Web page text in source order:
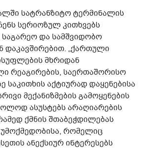
სატრანზიტო ტერმინალის
სერიოზულ კითხვებს
და სამშვიდობო
დაკავშირებით. „ქართული
მხრიდან
რეაგირების, საერთაშორისო
აქტიურად დაყენებისა
მექანიზმების გამოყენების
ასუსტებს არაღიარების
ქმნის შთაბეჭდილებას
რომელიც
ანექსიურ ინტერესებს